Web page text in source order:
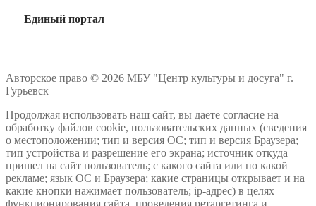
Единый портал
Авторское право © 2026 МБУ "Центр культуры и досуга" г.
Гурьевск
Продолжая использовать наш сайт, вы даете согласие на
обработку файлов cookie, пользовательских данных (сведения
о местоположении; тип и версия ОС; тип и версия Браузера;
тип устройства и разрешение его экрана; источник откуда
пришел на сайт пользователь; с какого сайта или по какой
рекламе; язык ОС и Браузера; какие страницы открывает и на
какие кнопки нажимает пользователь; ip-адрес) в целях
функционирования сайта, проведения ретаргетинга и